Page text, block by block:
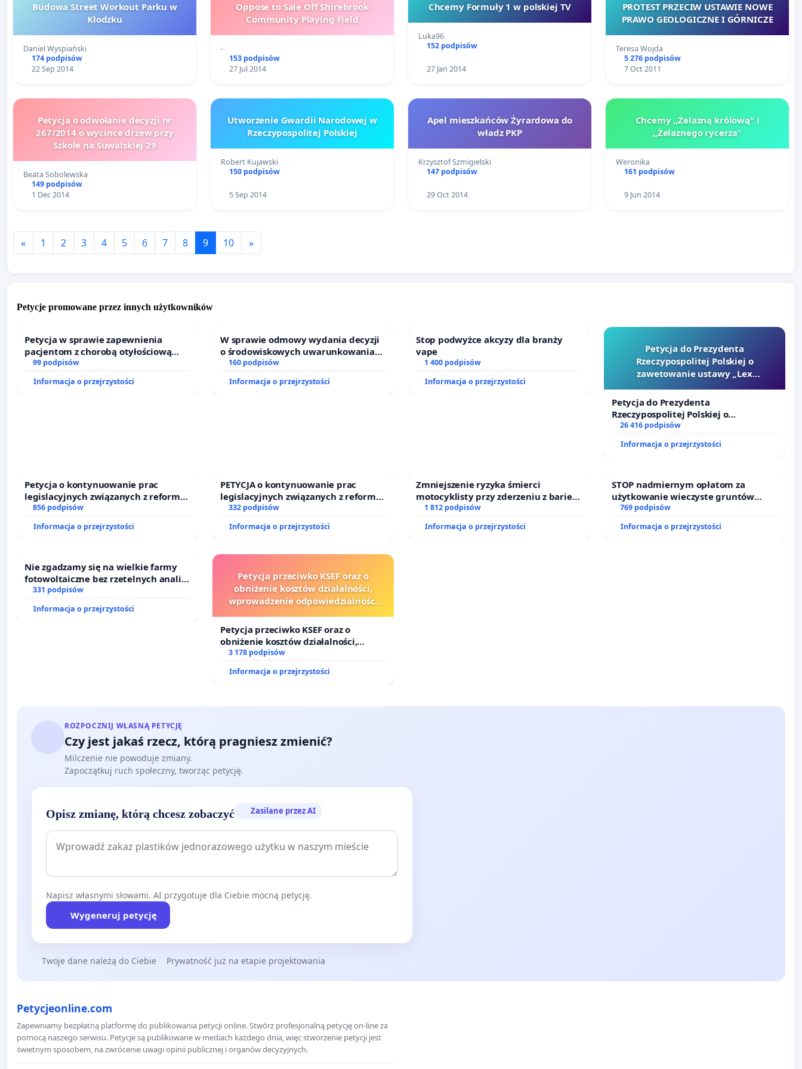
Budowa Street Workout Parku w
Kłodzku
Daniel Wyspiański
174 podpisów
22 Sep 2014
Oppose to Sale Off Shirebrook
Community Playing Field
-
153 podpisów
27 Jul 2014
Chcemy Formuły 1 w polskiej TV
Luka96
152 podpisów
27 Jan 2014
PROTEST PRZECIW USTAWIE NOWE
PRAWO GEOLOGICZNE I GÓRNICZE
Teresa Wojda
5 276 podpisów
7 Oct 2011
Petycja o odwołanie decyzji nr
267/2014 o wycince drzew przy
Szkole na Suwalskiej 29
Beata Sobolewska
149 podpisów
1 Dec 2014
Utworzenie Gwardii Narodowej w
Rzeczypospolitej Polskiej
Robert Kujawski
150 podpisów
5 Sep 2014
Apel mieszkańców Żyrardowa do
władz PKP
Krzysztof Szmigielski
147 podpisów
29 Oct 2014
Chcemy ,,Żelazną królową" i
,,Żelaznego rycerza"
Weronika
161 podpisów
9 Jun 2014
« 1 2 3 4 5 6 7 8 9 10 »
Petycje promowane przez innych użytkowników
Petycja w sprawie zapewnienia
pacjentom z chorobą otyłościową
dostępu do kompleksowego leczenia
oraz programów profilaktycznych.
99 podpisów
Informacja o przejrzystości
W sprawie odmowy wydania decyzji
o środowiskowych uwarunkowaniach
dla budowy zakładu wytwarzania
biometanu „Krynki” w Ostrowiu
Południowym oraz ochrony
160 podpisów
Informacja o przejrzystości
Stop podwyżce akcyzy dla branży
vape
1 400 podpisów
Informacja o przejrzystości
Petycja do Prezydenta
Rzeczypospolitej Polskiej o
zawetowanie ustawy „Lex
Petycja do Prezydenta
Rzeczypospolitej Polskiej o
zawetowanie ustawy „Lex Szarlatan”
26 416 podpisów
Informacja o przejrzystości
Petycja o kontynuowanie prac
legislacyjnych związanych z reformą
prawa rodzinnego
856 podpisów
Informacja o przejrzystości
PETYCJA o kontynuowanie prac
legislacyjnych związanych z reformą
prawa rodzinnego
332 podpisów
Informacja o przejrzystości
Zmniejszenie ryzyka śmierci
motocyklisty przy zderzeniu z barierą
energochłonną
1 812 podpisów
Informacja o przejrzystości
STOP nadmiernym opłatom za
użytkowanie wieczyste gruntów
zajmowanych przez rodzinne ogrody
działkowe.
769 podpisów
Informacja o przejrzystości
Nie zgadzamy się na wielkie farmy
fotowoltaiczne bez rzetelnych analiz i
akceptacji mieszkańców
331 podpisów
Informacja o przejrzystości
Petycja przeciwko KSEF oraz o
obniżenie kosztów działalności,
wprowadzenie odpowiedzialności
sędziów
Petycja przeciwko KSEF oraz o
obniżenie kosztów działalności,
wprowadzenie odpowiedzialności
finansowej kluczowych urzędników i
sędziów
3 178 podpisów
Informacja o przejrzystości
ROZPOCZNIJ WŁASNĄ PETYCJĘ
Czy jest jakaś rzecz, którą pragniesz zmienić?
Milczenie nie powoduje zmiany.
Zapoczątkuj ruch społeczny, tworząc petycję.
Opisz zmianę, którą chcesz zobaczyć Zasilane przez AI
Napisz własnymi słowami. AI przygotuje dla Ciebie mocną petycję.
Wygeneruj petycję
Twoje dane należą do Ciebie Prywatność już na etapie projektowania
Petycjeonline.com
Zapewniamy bezpłatną platformę do publikowania petycji online. Stwórz profesjonalną petycję on-line za
pomocą naszego serwisu. Petycje są publikowane w mediach każdego dnia, więc stworzenie petycji jest
świetnym sposobem, na zwrócenie uwagi opinii publicznej i organów decyzyjnych.